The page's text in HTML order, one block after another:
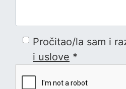
Pročitao/la sam i
i uslove *